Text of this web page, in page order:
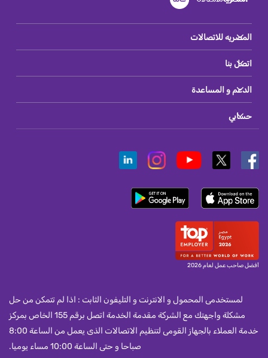
المصريه للاتصالات
اتصل بنا
الدعم و المساعدة
حسابي
أفضل صاحب عمل لعام 2026
لمستخدمى المحمول و الانترنت و التليفون الثابت : اذا لم تتمكن من حل
مشكلة واجهتك مع الشركة مقدمة الخدمة اتصل برقم 155 الخاص بمركز
خدمة العملاء بالجهاز القومى لتنظيم الاتصالات الذى يعمل من الساعة 8:00
صباحا و حتى الساعة 10:00 مساء يوميا.